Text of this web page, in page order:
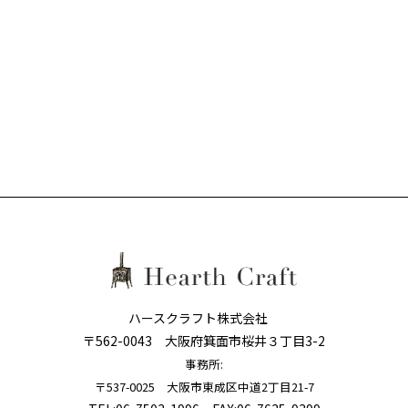
ハースクラフト株式会社
〒562-0043 大阪府箕面市桜井３丁目3-2
事務所:
〒537-0025 大阪市東成区中道2丁目21-7